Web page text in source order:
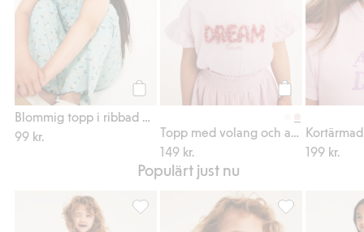
99 kr.
Köp
149 kr.
199 kr.
Populärt just nu
Leggings i bomullstrikå med kaniner,
Sweatshirt i